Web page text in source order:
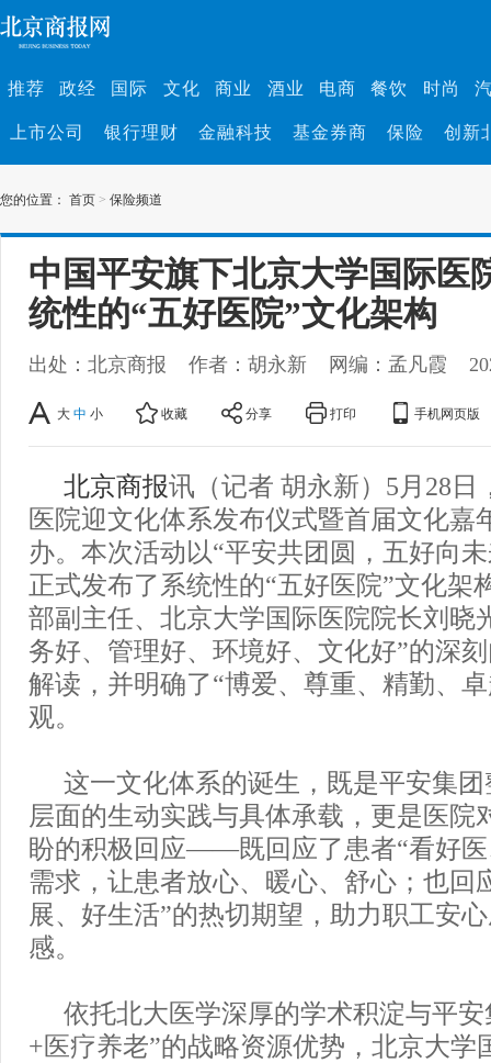
推荐 政经 国际 文化 商业 酒业 电商 餐饮 时尚
上市公司 银行理财 金融科技 基金券商 保险 创新
您的位置： 首页 > 保险频道
中国平安旗下北京大学国际医
统性的“五好医院”文化架构
出处：北京商报 作者：胡永新 网编：孟凡霞
大 中 小 收藏 分享 打印 手机网页版
北京商报讯（记者 胡永新）5月28日
医院迎文化体系发布仪式暨首届文化嘉
办。本次活动以“平安共团圆，五好向
正式发布了系统性的“五好医院”文化架
部副主任、北京大学国际医院院长刘晓
务好、管理好、环境好、文化好”的深
解读，并明确了“博爱、尊重、精勤、
观。
这一文化体系的诞生，既是平安集
层面的生动实践与具体承载，更是医院
盼的积极回应——既回应了患者“看好医
需求，让患者放心、暖心、舒心；也回
展、好生活”的热切期望，助力职工安
感。
依托北大医学深厚的学术积淀与平
+医疗养老”的战略资源优势，北京大学